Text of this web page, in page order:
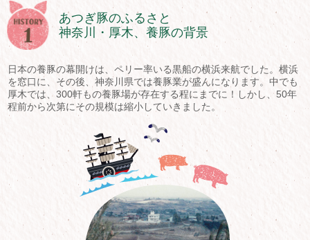
あつぎ豚のふるさと
神奈川・厚木、養豚の背景
日本の養豚の幕開けは、ペリー率いる黒船の横浜来航でした。横浜
を窓口に、その後、神奈川県では養豚業が盛んになります。中でも
厚木では、300軒もの養豚場が存在する程にまでに！しかし、50年
程前から次第にその規模は縮小していきました。